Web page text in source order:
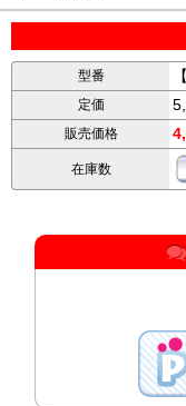
型番
定価
販売価格
在庫数